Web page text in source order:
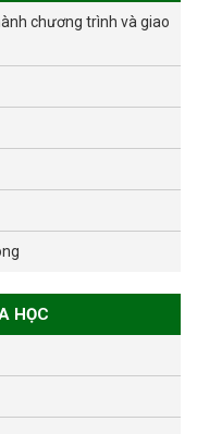
chương trình và giao
HỌC